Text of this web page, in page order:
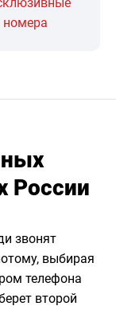
номера
России
звонят
выбирая
телефона
второй